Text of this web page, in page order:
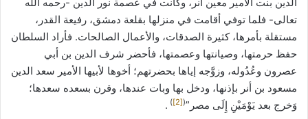
تعالى- فلما توفي أقامت في منزلها بقلعة دمشق، رفيعة القدر،
مستقلة بأمرها، كثيرة الصدقات، والأعمال الصالحات. فأراد السلطان
حفظ حرمتها، وصيانتها وعصمتها، فأحضر شرف الدين بن أبي
عصرون وعُدُوله، وزوَّجه إياها بحضرتهم؛ أخوها لأبيها الأمير سعد الدين
مسعود بن أنر بإذنها، ودخل بها وبات عندها، وقرن بسعده سعدها؛
وَخرج بعد يَوْمَيْنِ إِلَى مصر”(
[2]
)
.